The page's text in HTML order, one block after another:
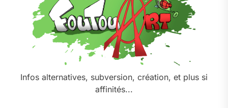
Infos alternatives, subversion, création, et plus si
affinités...